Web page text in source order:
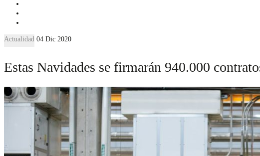
Actualidad 04 Dic 2020
Estas Navidades se firmarán 940.000